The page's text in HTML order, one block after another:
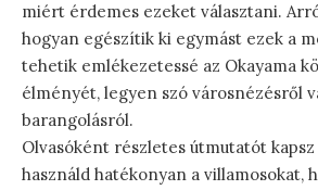
miért érdemes ezeket választani.
hogyan egészítik ki egymást ezek a
tehetik emlékezetessé az Okayama
élményét, legyen szó városnézésről
barangolásról.
Olvasóként részletes útmutatót
használd hatékonyan a villamosokat,